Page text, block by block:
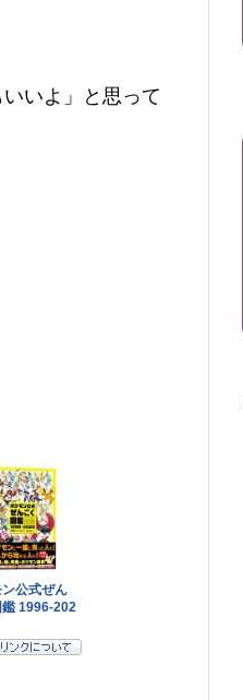
いよ」と思って